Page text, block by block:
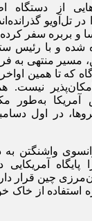
از دستگاه
تل‌آویو
و بربره سفر
شده و با رئیس
مسیر منتهی به
که تا همین
نیست.
آمریکا به‌طور
واشنگتن به
پایگاه
چین قرار
استفاده از خاک